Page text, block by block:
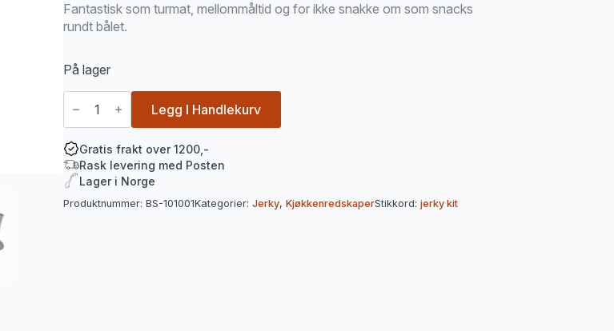
Fantastisk som turmat, mellommåltid og for ikke snakke om som snacks
rundt bålet.
På lager
KBK
Beef
Jerky
antall
Legg I Handlekurv
Gratis frakt over 1200,-
Rask levering med Posten
Lager i Norge
Produktnummer: BS-101001Kategorier: Jerky, KjøkkenredskaperStikkord: jerky kit